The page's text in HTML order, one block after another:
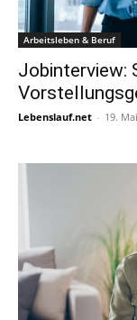
Arbeitsleben & Beruf
Jobinterview:
Lebenslauf.net - 19.